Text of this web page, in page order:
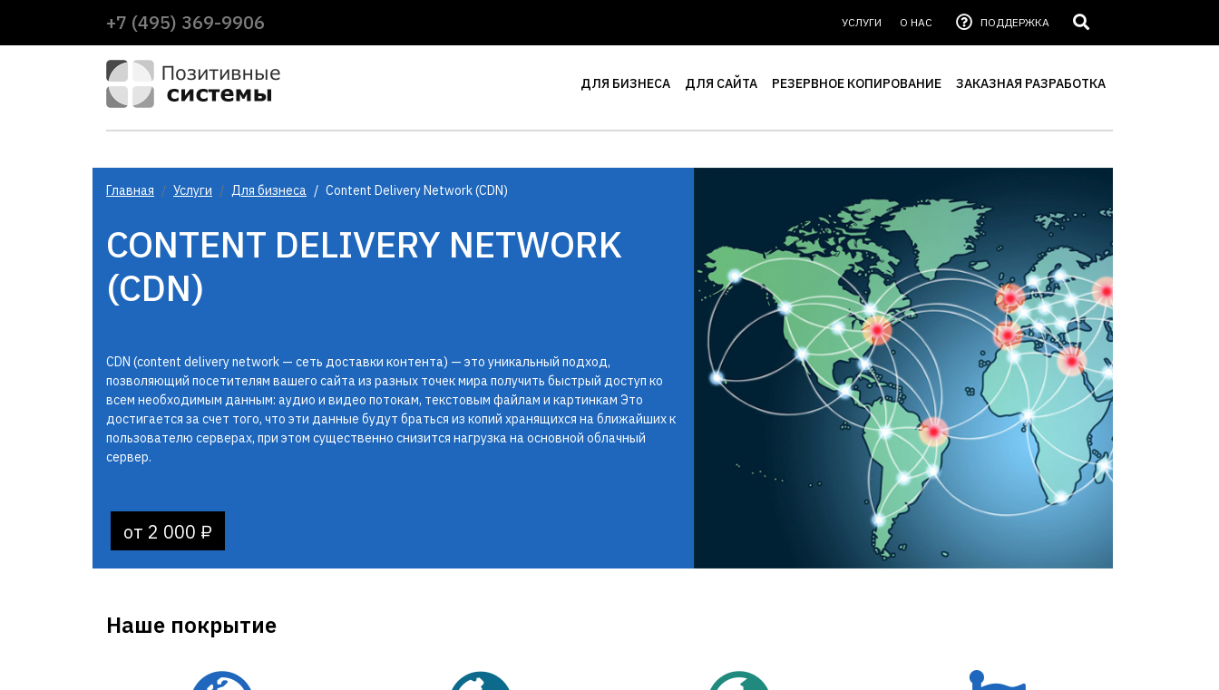
+7 (495) 369-9906 УСЛУГИ О НАС ПОДДЕРЖКА
ДЛЯ БИЗНЕСА ДЛЯ САЙТА РЕЗЕРВНОЕ КОПИРОВАНИЕ ЗАКАЗНАЯ РАЗРАБОТКА
Главная Услуги Для бизнеса Content Delivery Network (CDN)
CONTENT DELIVERY NETWORK
(CDN)
CDN (content delivery network — сеть доставки контента) — это уникальный подход,
позволяющий посетителям вашего сайта из разных точек мира получить быстрый доступ ко
всем необходимым данным: аудио и видео потокам, текстовым файлам и картинкам Это
достигается за счет того, что эти данные будут браться из копий хранящихся на ближайших к
пользователю серверах, при этом существенно снизится нагрузка на основной облачный
сервер.
от 2 000 ₽
Наше покрытие